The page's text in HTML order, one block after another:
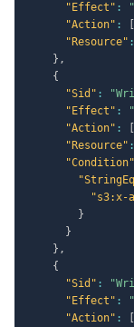
"Effect" :
"Action" :
"Resource" :
} ,
{
"Sid" :
"Effect" :
"Action" :
"Resource" :
"Condition"
"s3:x-
}
}
} ,
{
"Sid" :
"Effect" :
"Action" :